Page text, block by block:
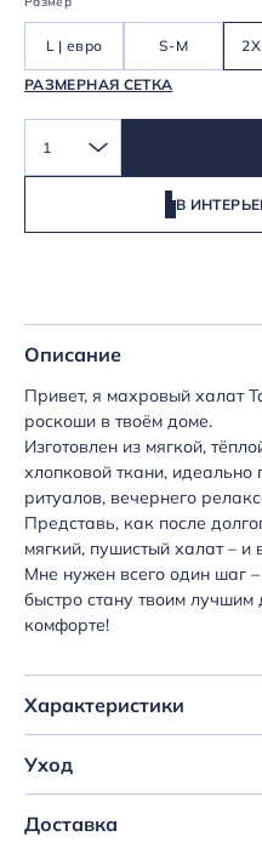
L | евро S-M
РАЗМЕРНАЯ СЕТКА
1
В
Описание
Привет, я махровый халат
роскоши в твоём доме.
Изготовлен из мягкой,
хлопковой ткани,
ритуалов, вечернего
Представь, как после
мягкий, пушистый халат – и
Мне нужен всего один шаг
быстро стану твоим
комфорте!
Характеристики
Уход
Доставка